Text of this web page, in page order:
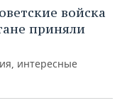
войска
приняли
интересные